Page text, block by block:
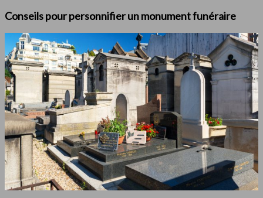
Conseils pour personnifier un monument funéraire